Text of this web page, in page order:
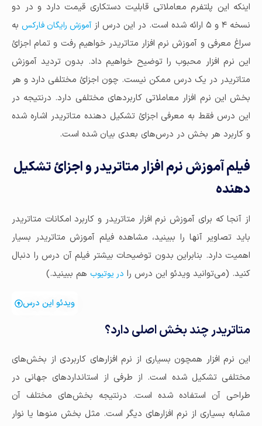
اینکه این پلتفرم معاملاتی قابلیت دستکاری قیمت دارد و در دو
نسخه ۴ و ۵ ارائه شده است. در این درس از
آموزش رایگان فارکس به
سراغ معرفی و آموزش نرم افزار متاتریدر خواهیم رفت و تمام اجزائ
این نرم افزار محبوب را توضیح خواهیم داد. بدون تردید آموزش
متاتریدر در یک درس ممکن نیست. چون اجزائ مختلفی دارد و هر
بخش این نرم افزار معاملاتی کاربردهای مختلفی دارد. درنتیجه در
این درس فقط به معرفی اجزائ تشکیل دهنده متاتریدر اشاره شده
و کاربرد هر بخش در درس‌های بعدی بیان شده است.
فیلم آموزش نرم افزار متاتریدر و اجزائ تشکیل
دهنده
از آنجا که برای آموزش نرم افزار متاتریدر و کاربرد امکانات متاتریدر
باید تصاویر آنها را ببینید، مشاهده فیلم آموزش متاتریدر بسیار
اهمیت دارد. بنابراین بدون توضیحات بیشتر فیلم آن درس را دنبال
کنید. (می‌توانید ویدئو این درس را در یوتیوب هم ببینید.)
ویدئو این درس
متاتریدر چند بخش اصلی دارد؟
این نرم افزار همچون بسیاری از نرم افزارهای کاربردی از بخش‌های
مختلفی تشکیل شده است. از طرفی از استانداردهای جهانی در
طراحی آن استفاده شده است. درنتیجه بخش‌های مختلف آن
مشابه بسیاری از نرم افزارهای دیگر است. مثل بخش منوها یا نوار